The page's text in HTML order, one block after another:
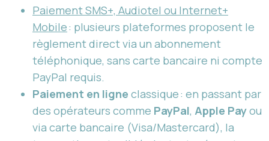
Paiement SMS+, Audiotel ou Internet+
Mobile: plusieurs plateformes proposent le
règlement direct via un abonnement
téléphonique, sans carte bancaire ni compte
PayPal requis.
Paiement en ligne classique : en passant par
des opérateurs comme PayPal, Apple Payou
via carte bancaire (Visa/Mastercard), la